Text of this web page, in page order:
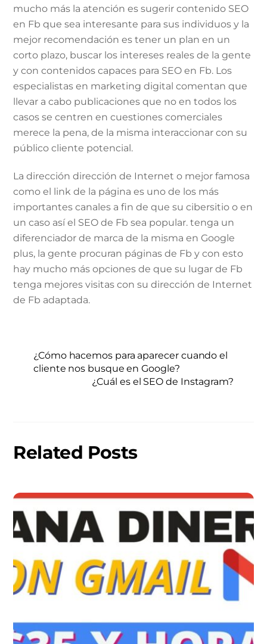
mucho más la atención es sugerir contenido SEO
en Fb que sea interesante para sus individuos y la
mejor recomendación es tener un plan en un
corto plazo, buscar los intereses reales de la gente
y con contenidos capaces para SEO en Fb. Los
especialistas en marketing digital comentan que
llevar a cabo publicaciones que no en todos los
casos se centren en cuestiones comerciales
merece la pena, de la misma interaccionar con su
público cliente potencial.
La dirección dirección de Internet o mejor famosa
como el link de la página es uno de los más
importantes canales a fin de que su cibersitio o en
un caso así el SEO de Fb sea popular. tenga un
diferenciador de marca de la misma en Google
plus, la gente procuran páginas de Fb y con esto
hay mucho más opciones de que su lugar de Fb
tenga mejores visitas con su dirección de Internet
de Fb adaptada.
¿Cómo hacemos para aparecer cuando el
cliente nos busque en Google?
¿Cuál es el SEO de Instagram?
Related Posts